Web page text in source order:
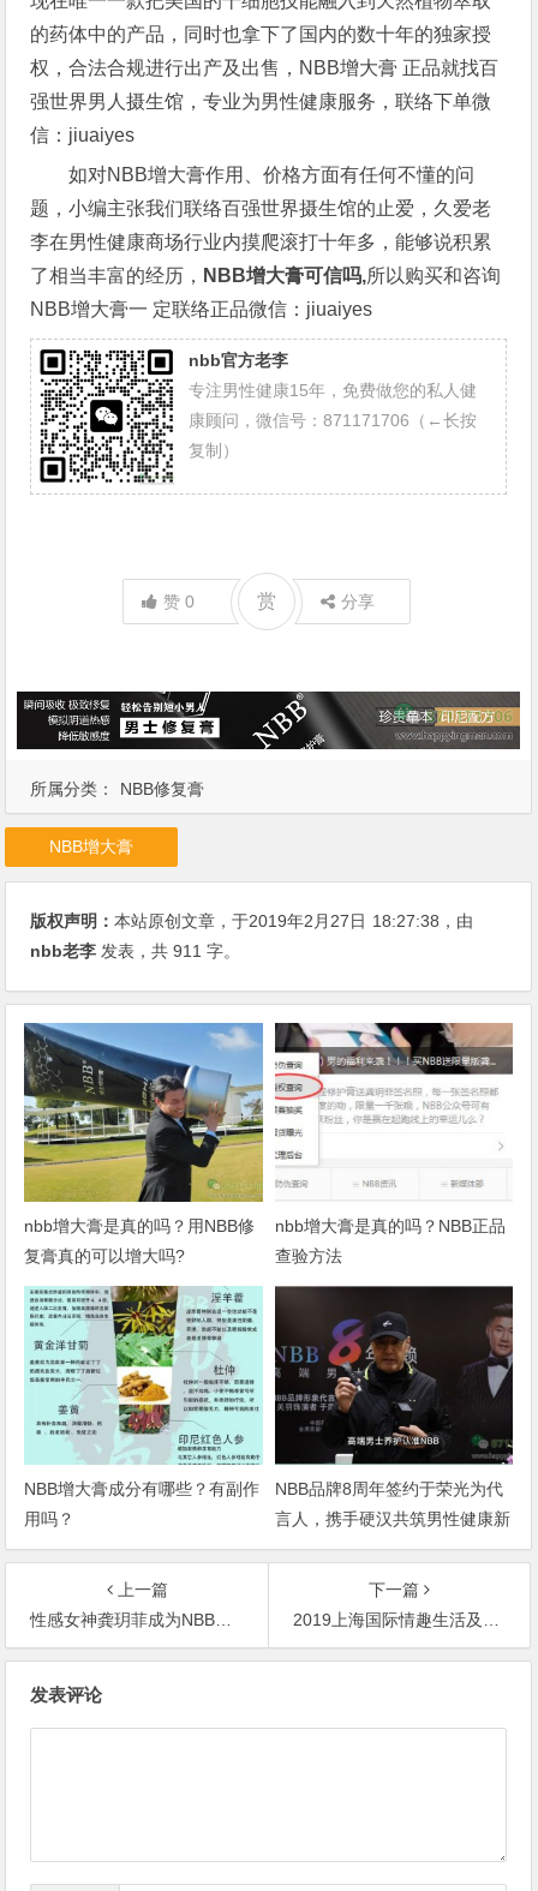
的药体中的产品，同时也拿下了国内的数十年的独家授
权，合法合规进行出产及出售，NBB增大膏 正品就找百
强世界男人摄生馆，专业为男性健康服务，联络下单微
信：jiuaiyes
如对NBB增大膏作用、价格方面有任何不懂的问
题，小编主张我们联络百强世界摄生馆的止爱，久爱老
李在男性健康商场行业内摸爬滚打十年多，能够说积累
了相当丰富的经历， NBB增大膏可信吗,所以购买和咨询
NBB增大膏一 定联络正品微信：jiuaiyes
nbb官方老李
专注男性健康15年，免费做您的私人健
康顾问，微信号：871171706（←长按
复制）
赞0 赏 分享
所属分类： NBB修复膏
NBB增大膏
版权声明：本站原创文章，于2019年2月27日 18:27:38 ，由
nbb老李 发表，共 911 字。
nbb增大膏是真的吗？用NBB修
复膏真的可以增大吗?
nbb增大膏是真的吗？NBB正品
查验方法
NBB增大膏成分有哪些？有副作
用吗？
NBB品牌8周年签约于荣光为代
言人，携手硬汉共筑男性健康新
篇章
上一篇
性感女神龚玥菲成为NBB品牌代言人
下一篇
2019上海国际情趣生活及健康产业博览会（上海成人展）
发表评论